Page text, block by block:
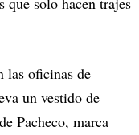
las oficinas de
un vestido de
Pacheco, marca